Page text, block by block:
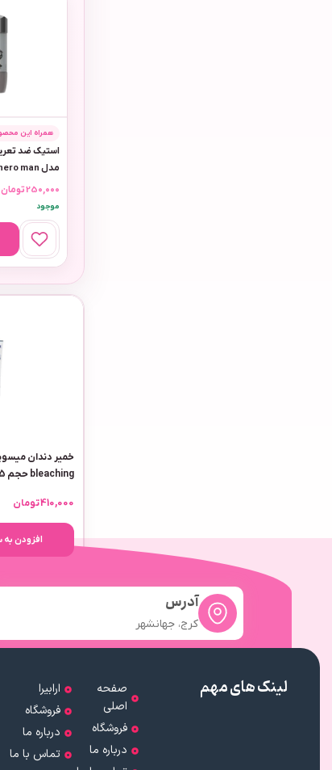
همراه این
مدل Fashion-hero man
250,000تومان
موجود
خمیر دندان
bleaching حجم 75 میلی لیتر
410,000تومان
افزودن به
آدرس
کرج، جهانشهر
لینک های مهم
صفحه
اصلی
فروشگاه
درباره ما
ارابیرا
فروشگاه
درباره ما
تماس با ما